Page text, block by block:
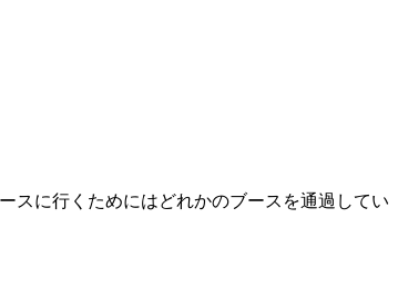
スに行くためにはどれかのブースを通過してい